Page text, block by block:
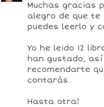
Muchas gracias
alegro de que te
puedes leerlo y
Yo he leido 12
han gustado,
recomendarte
contarás.
Hasta otra!